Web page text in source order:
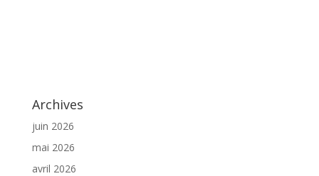
Archives
juin 2026
mai 2026
avril 2026